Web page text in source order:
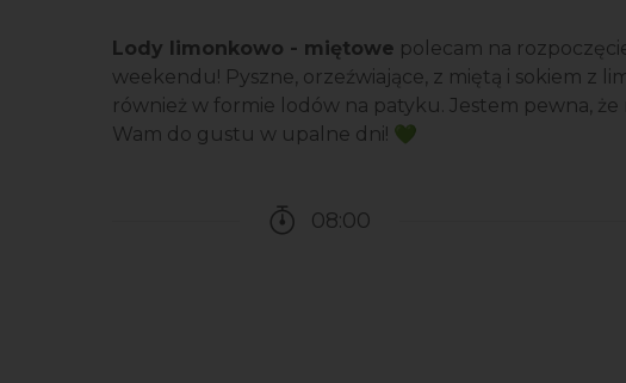
Lody limonkowo - miętowe polecam na
weekendu! Pyszne, orzeźwiające, z miętą i sokiem z
również w formie lodów na patyku. Jestem pewna,
Wam do gustu w upalne dni! 💚
08:00